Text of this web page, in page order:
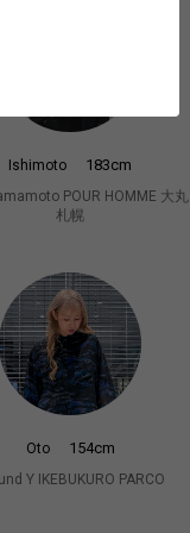
Ishimoto 183cm
POUR HOMME 大丸
札幌
Oto 154cm
Y IKEBUKURO PARCO